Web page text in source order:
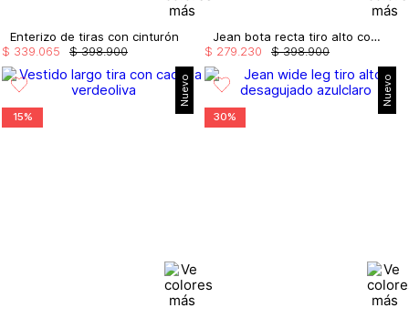
Enterizo de tiras con cinturón
$ 398.900
$ 339 065
Jean bota recta tiro alto con cristales
$ 398.900
$ 279 230
Nuevo
15%
Nuevo
30%